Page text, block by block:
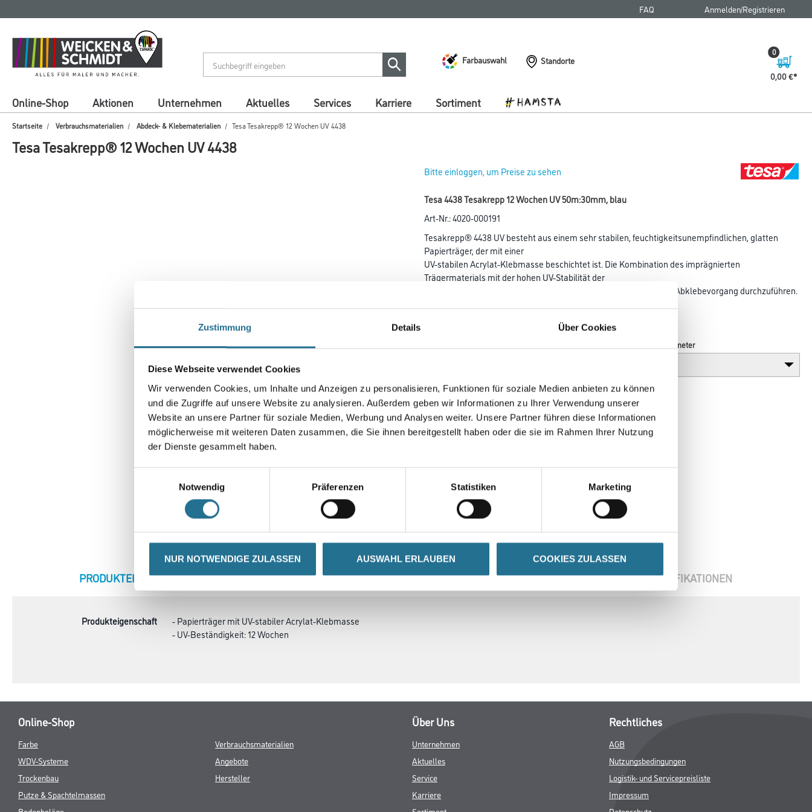
Zustimmung Details Über Cookies
Diese Webseite verwendet Cookies
Wir verwenden Cookies, um Inhalte und Anzeigen zu personalisieren, Funktionen für soziale Medien anbieten zu können
und die Zugriffe auf unsere Website zu analysieren. Außerdem geben wir Informationen zu Ihrer Verwendung unserer
Website an unsere Partner für soziale Medien, Werbung und Analysen weiter. Unsere Partner führen diese Informationen
möglicherweise mit weiteren Daten zusammen, die Sie ihnen bereitgestellt haben oder die sie im Rahmen Ihrer Nutzung
der Dienste gesammelt haben.
Notwendig
Präferenzen Statistiken Marketing
NUR NOTWENDIGE ZULASSEN AUSWAHL ERLAUBEN COOKIES ZULASSEN
springen
springen
FAQ Anmelden/Registrieren
Farbauswahl
Standorte
0,00 €
0
Online-Shop Aktionen Unternehmen Aktuelles Services Karriere Sortiment
Startseite Verbrauchsmaterialien Abdeck- & Klebematerialien Tesa Tesakrepp® 12 Wochen UV 4438
Tesa Tesakrepp® 12 Wochen UV 4438
Bitte einloggen, um Preise zu sehen
Tesa 4438 Tesakrepp 12 Wochen UV 50m:30mm, blau
Art-Nr.:4020-000191
Tesakrepp® 4438 UV besteht aus einem sehr stabilen, feuchtigkeitsunempfindlichen, glatten
Papierträger, der mit einer
UV-stabilen Acrylat-Klebmasse beschichtet ist. Die Kombination des imprägnierten
Trägermaterials mit der hohen UV-Stabilität der
Klebmasse ermöglicht es, mehrere Arbeitsvorgänge in nur einem Abklebevorgang durchzuführen.
Länge in Millimeter
Breite in millimeter
CURRENT
PRODUKTEIGENSCHAFTEN ZUSATZINFOS GEFAHRENHINWEISE DATENBLÄTTER SPEZIFIKATIONEN
Produkteigenschaft
- Papierträger mit UV-stabiler Acrylat-Klebmasse
- UV-Beständigkeit: 12 Wochen
Online-Shop
Farbe
WDV-Systeme
Trockenbau
Putze & Spachtelmassen
Verbrauchsmaterialien
Angebote
Hersteller
Über Uns
Unternehmen
Aktuelles
Service
Karriere
Rechtliches
AGB
Nutzungsbedingungen
Logistik- und Servicepreisliste
Impressum